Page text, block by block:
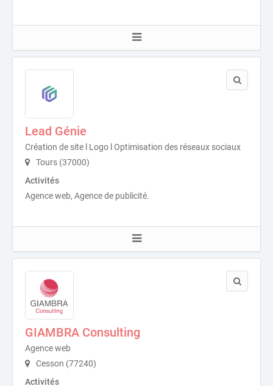
Lead Génie
Création de site l Logo l Optimisation des réseaux sociaux
Tours (37000)
Activités
Agence web, Agence de publicité.
GIAMBRA Consulting
Agence web
Cesson (77240)
Activités